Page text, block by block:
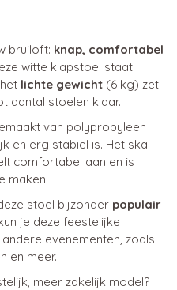
bruiloft: knap, comfortabel
witte klapstoel staat
lichte gewicht (6 kg) zet
aantal stoelen klaar.
van polypropyleen
en erg stabiel is. Het skai
comfortabel aan en is
maken.
stoel bijzonder populair
je deze feestelijke
evenementen, zoals
en meer.
meer zakelijk model?